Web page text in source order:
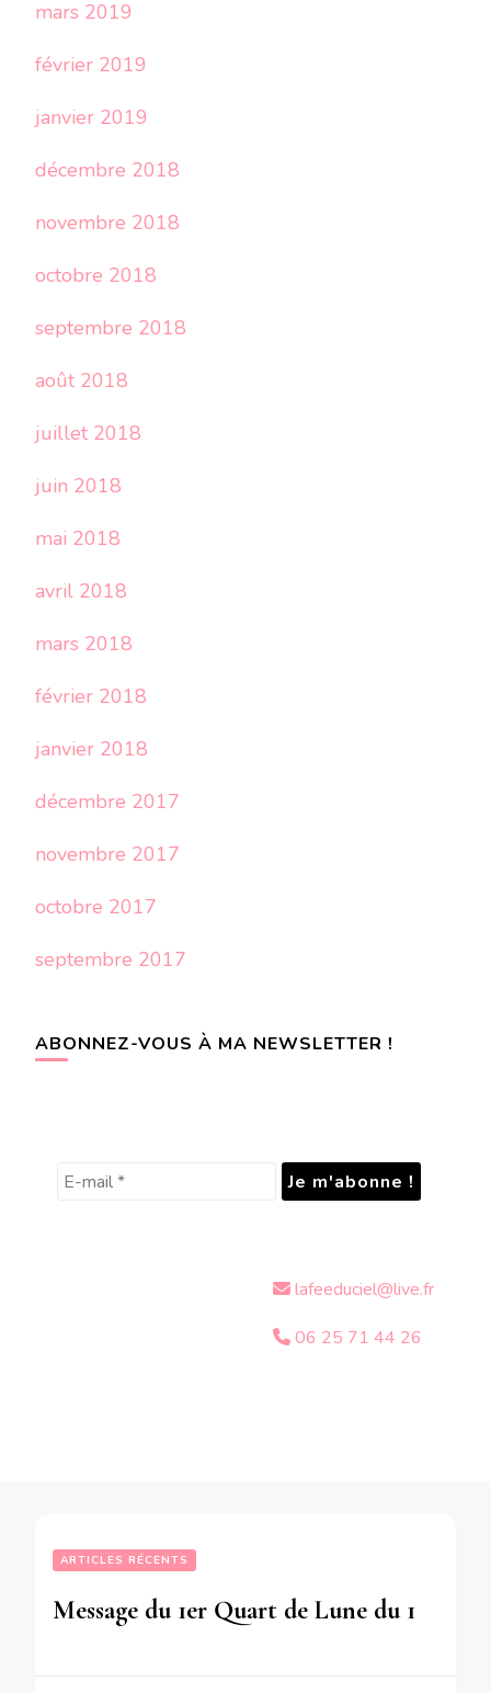
mars 2019
février 2019
janvier 2019
décembre 2018
novembre 2018
octobre 2018
septembre 2018
août 2018
juillet 2018
juin 2018
mai 2018
avril 2018
mars 2018
février 2018
janvier 2018
décembre 2017
novembre 2017
octobre 2017
septembre 2017
ABONNEZ-VOUS À MA NEWSLETTER !
lafeeduciel@live.fr
06 25 71 44 26
ARTICLES RÉCENTS